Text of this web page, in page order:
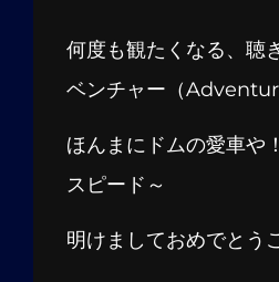
何度も観たくなる、聴
ベンチャー（
ほんまにドムの愛車や
スピード～
明けましておめでとう